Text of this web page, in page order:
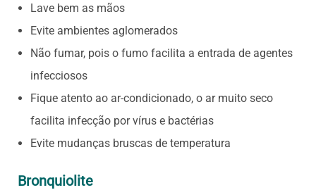
Lave bem as mãos
Evite ambientes aglomerados
Não fumar, pois o fumo facilita a entrada de agentes
infecciosos
Fique atento ao ar-condicionado, o ar muito seco
facilita infecção por vírus e bactérias
Evite mudanças bruscas de temperatura
Bronquiolite